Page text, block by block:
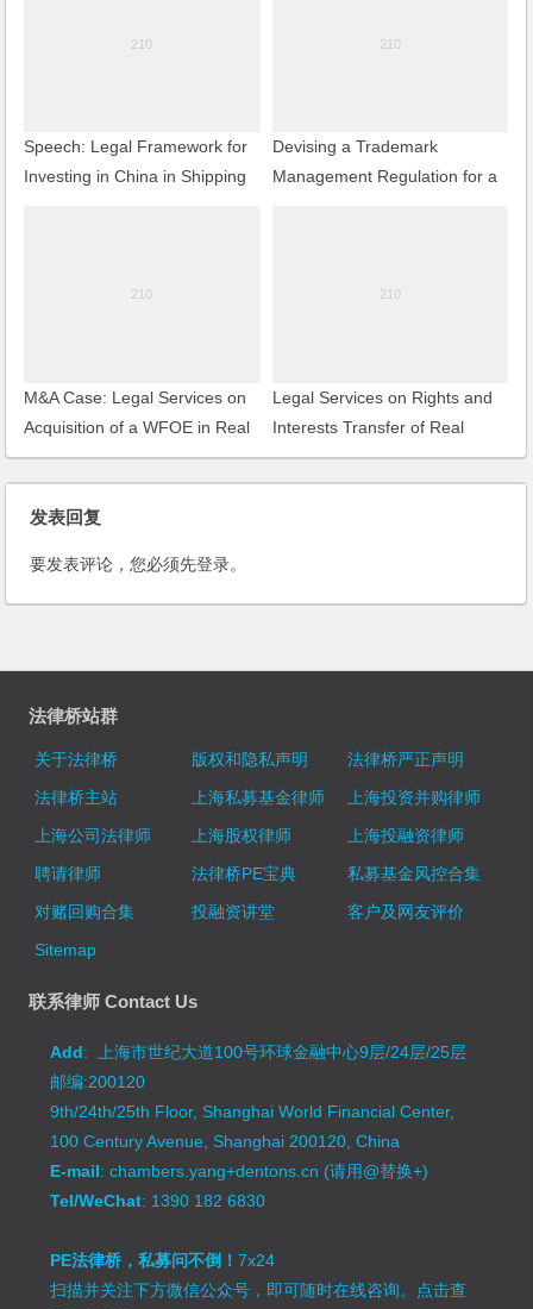
Speech: Legal Framework for
Investing in China in Shipping
Devising a Trademark
Management Regulation for a
M&A Case: Legal Services on
Acquisition of a WFOE in Real
Estate Development Industry
Legal Services on Rights and
Interests Transfer of Real
Estate of SOHO Times Building
发表回复
要发表评论，您必须先登录。
法律桥站群
关于法律桥 版权和隐私声明
法律桥严正声明
法律桥主站
上海私募基金律师
上海投资并购律师
上海公司法律师
上海股权律师
上海投融资律师
聘请律师
法律桥PE宝典
私募基金风控合集
对赌回购合集
投融资讲堂
客户及网友评价
Sitemap
联系律师 Contact Us
Add: 上海市世纪大道100号环球金融中心9层/24层/25层
邮编:200120
9th/24th/25th Floor, Shanghai World Financial Center,
100 Century Avenue, Shanghai 200120, China
E-mail: chambers.yang+dentons.cn (请用@替换+)
Tel/WeChat: 1390 182 6830
PE法律桥，私募问不倒！7x24
扫描并关注下方微信公众号，即可随时在线咨询。 点击查